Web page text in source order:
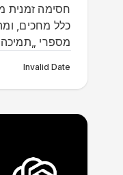
חסימה זמנית
כלל מחכים,
מספרי
Invalid Date